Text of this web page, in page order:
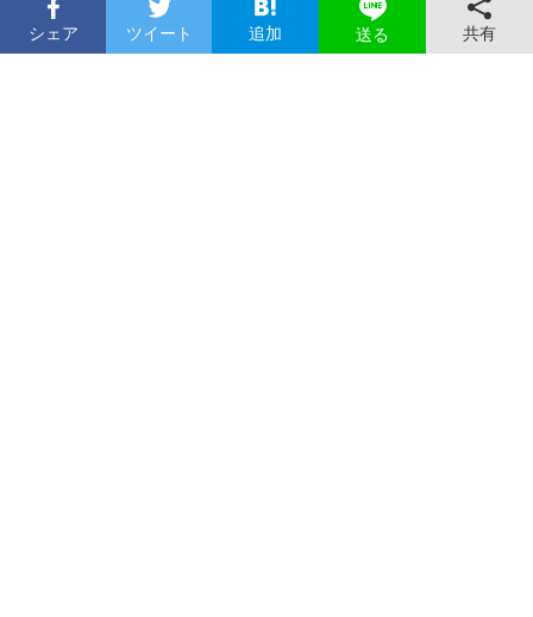
シェア ツイート 追加 送る 共有